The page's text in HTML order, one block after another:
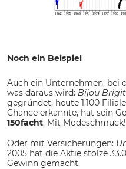
Noch ein Beispiel
Auch ein Unternehmen, bei
was daraus wird: Bijou
gegründet, heute 1.100
Chance erkannte, hat sein
150facht. Mit Modeschmuck!
Oder mit Versicherungen:
2005 hat die Aktie stolze
Gewinn gemacht.